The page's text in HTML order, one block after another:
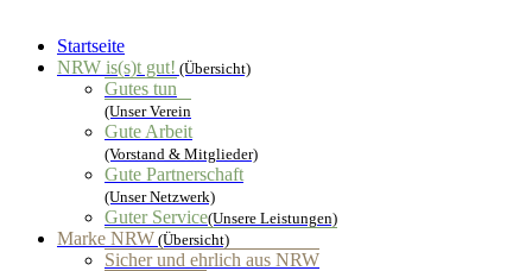
Startseite
NRW is(s)t gut! (Übersicht)
Gutes tun
(Unser Verein
Gute Arbeit
(Vorstand & Mitglieder)
Gute Partnerschaft
(Unser Netzwerk)
Guter Service(Unsere Leistungen)
Marke NRW (Übersicht)
Sicher und ehrlich aus NRW